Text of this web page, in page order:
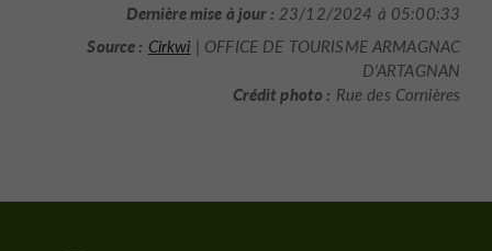
Dernière mise à jour : 23/12/2024 à 05:00:33
Source : Cirkwi | OFFICE DE TOURISME ARMAGNAC
D'ARTAGNAN
Crédit photo : Rue des Cornières